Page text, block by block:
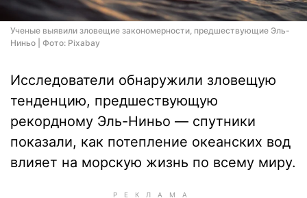
Ученые выявили зловещие закономерности, предшествующие Эль-
Ниньо | Фото: Pixabay
Исследователи обнаружили зловещую
тенденцию, предшествующую
рекордному Эль-Ниньо — спутники
показали, как потепление океанских вод
влияет на морскую жизнь по всему миру.